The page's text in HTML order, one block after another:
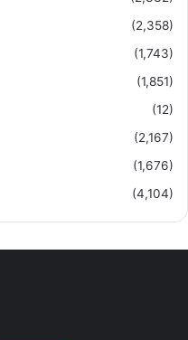
(2,358)
(1,743)
(1,851)
(12)
(2,167)
(1,676)
(4,104)